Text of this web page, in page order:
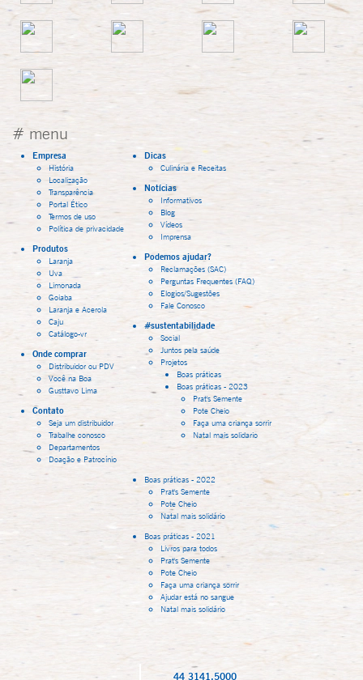
# menu
Empresa
História
Localização
Transparência
Portal Ético
Termos de uso
Política de privacidade
Produtos
Laranja
Uva
Limonada
Goiaba
Laranja e Acerola
Caju
Catálogo-vr
Onde comprar
Distribuidor ou PDV
Você na Boa
Gusttavo Lima
Contato
Seja um distribuidor
Trabalhe conosco
Departamentos
Doação e Patrocínio
Dicas
Culinária e Receitas
Notícias
Informativos
Blog
Vídeos
Imprensa
Podemos ajudar?
Reclamações (SAC)
Perguntas Frequentes (FAQ)
Elogios/Sugestões
Fale Conosco
#sustentabilidade
Social
Juntos pela saúde
Projetos
Boas práticas
Boas práticas - 2023
Prat's Semente
Pote Cheio
Faça uma criança sorrir
Natal mais solidario
Boas práticas - 2022
Prat's Semente
Pote Cheio
Natal mais solidário
Boas práticas - 2021
Livros para todos
Prat's Semente
Pote Cheio
Faça uma criança sorrir
Ajudar está no sangue
Natal mais solidário
44 3141.5000